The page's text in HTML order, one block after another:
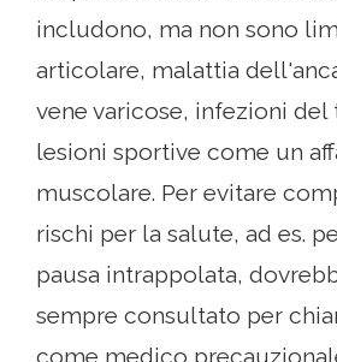
includono, ma non sono
articolare, malattia
vene varicose, infezioni
lesioni sportive come un
muscolare. Per evitare
rischi per la salute, ad es.
pausa intrappolata,
sempre consultato per
come medico